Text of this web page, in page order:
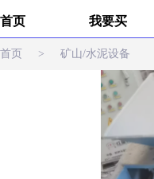
首页 我要买
首页 > 矿山/水泥设备